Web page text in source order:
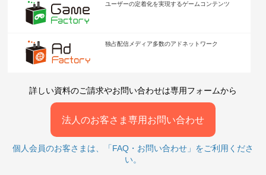
ユーザーの定着化を実現するゲームコンテンツ
独占配信メディア多数のアドネットワーク
詳しい資料のご請求やお問い合わせは専用フォームから
法人のお客さま専用お問い合わせ
個人会員のお客さまは、「FAQ・お問い合わせ」をご利用くださ
い。